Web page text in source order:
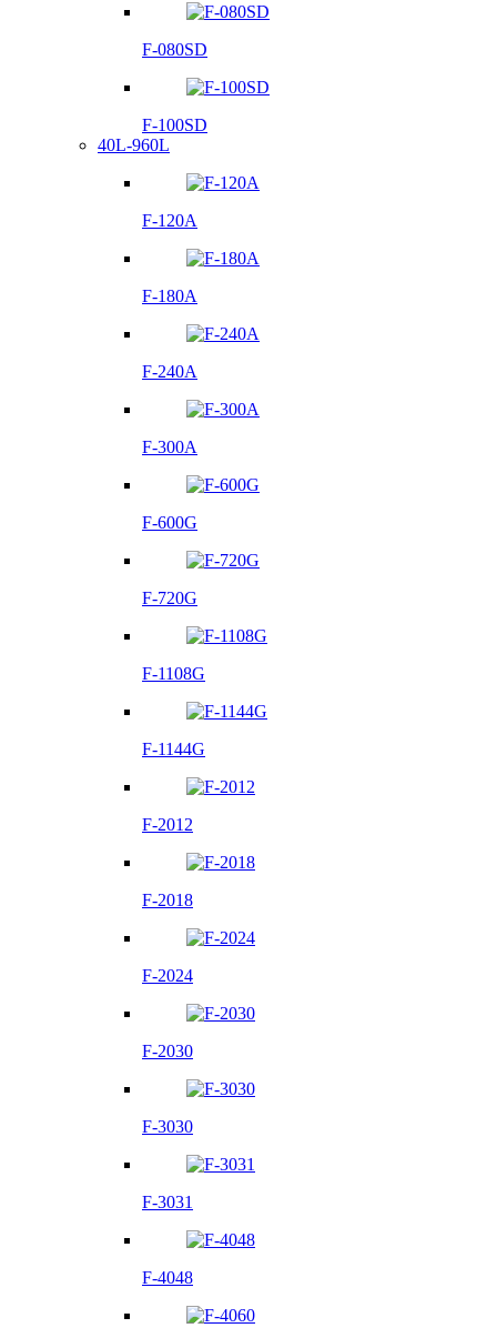
F-080SD
F-100SD
40L-960L
F-120A
F-180A
F-240A
F-300A
F-600G
F-720G
F-1108G
F-1144G
F-2012
F-2018
F-2024
F-2030
F-3030
F-3031
F-4048